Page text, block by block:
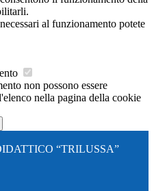
al funzionamento potete
non possono essere
nella pagina della cookie
“TRILUSSA”